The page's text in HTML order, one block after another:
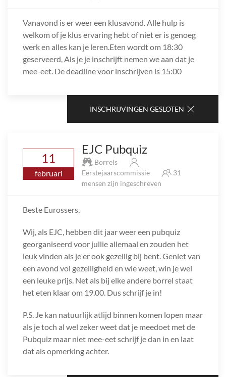
Vanavond is er weer een klusavond. Alle hulp is
welkom of je klus ervaring hebt of niet er is genoeg
werk en alles kan je leren.Eten wordt om 18:30
geserveerd, Als je je inschrijft nemen we aan dat je
mee-eet. De deadline voor inschrijven is 15:00
INSCHRIJVINGEN GESLOTEN
11
februari
EJC Pubquiz
Borrels
Eerstejaarscommissie
31
mensen zijn ingeschreven
Beste Eurossers,
Wij, als EJC, hebben dit jaar weer een pubquiz
georganiseerd voor jullie allemaal en zouden het
leuk vinden als je er ook gezellig bij bent. Geniet van
een avond vol gezelligheid en wie weet, win je wel
een leuke prijs. Net als bij elke andere borrel staat
het eten klaar om 19.00. Dus schrijf je in!
P.S. Je kan natuurlijk atlijd binnen komen lopen maar
als je toch al wel zeker weet dat je meedoet met de
Pubquiz maar niet mee-eet schrijf je dan in en laat
dat als opmerking achter.